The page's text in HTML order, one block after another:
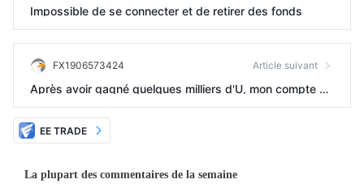
Impossible de se connecter et de retirer des fonds
FX1906573424 Article suivant
Après avoir gagné quelques milliers d'U, mon compte a
été fermé, impossible de l'utiliser,
EE TRADE
La plupart des commentaires de la semaine